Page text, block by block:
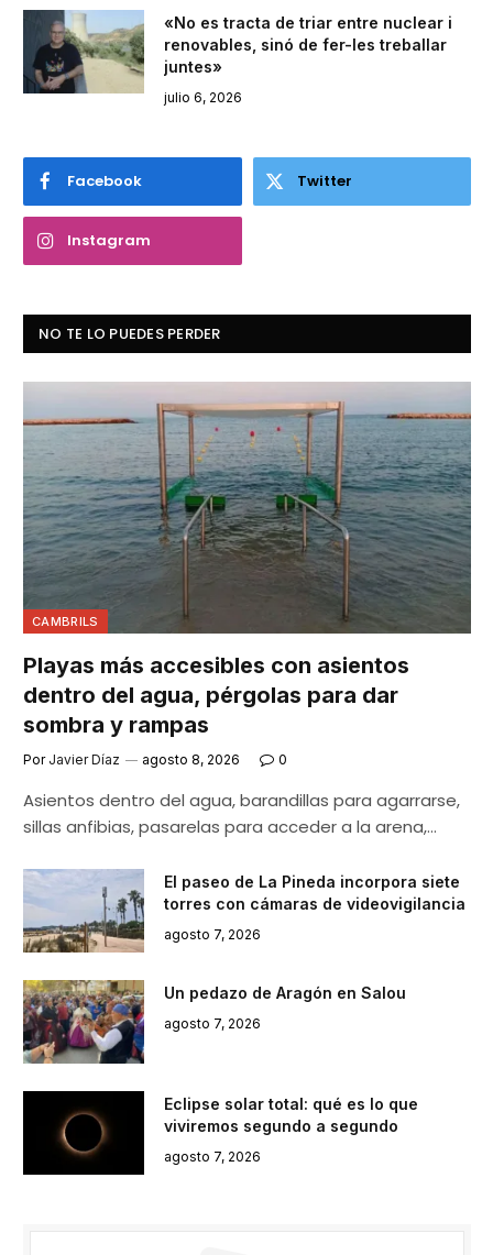
«No es tracta de triar entre nuclear i
renovables, sinó de fer-les treballar
juntes»
julio 6, 2026
Facebook Twitter
Instagram
NO TE LO PUEDES PERDER
CAMBRILS
Playas más accesibles con asientos
dentro del agua, pérgolas para dar
sombra y rampas
Por Javier Díaz agosto 8, 2026 0
Asientos dentro del agua, barandillas para agarrarse,
sillas anfibias, pasarelas para acceder a la arena,…
El paseo de La Pineda incorpora siete
torres con cámaras de videovigilancia
agosto 7, 2026
Un pedazo de Aragón en Salou
agosto 7, 2026
Eclipse solar total: qué es lo que
viviremos segundo a segundo
agosto 7, 2026